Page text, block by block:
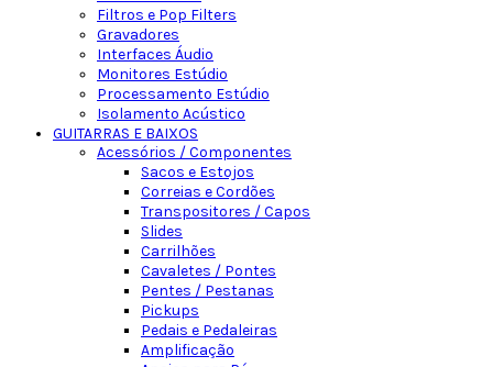
Filtros e Pop Filters
Gravadores
Interfaces Áudio
Monitores Estúdio
Processamento Estúdio
Isolamento Acústico
GUITARRAS E BAIXOS
Acessórios / Componentes
Sacos e Estojos
Correias e Cordões
Transpositores / Capos
Slides
Carrilhões
Cavaletes / Pontes
Pentes / Pestanas
Pickups
Pedais e Pedaleiras
Amplificação